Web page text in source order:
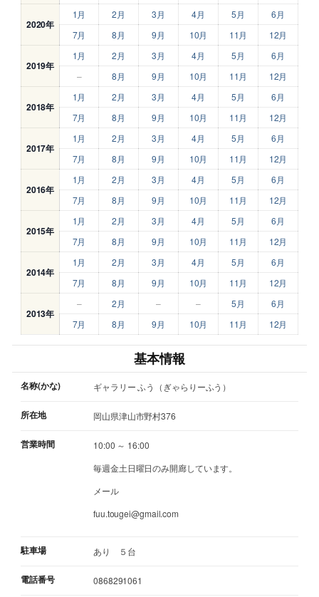
2020年
1月 2月 3月 4月 5月
6月
7月
8月 9月 10月 11月 12月
2019年
1月 2月 3月 4月 5月
6月
–
8月 9月 10月 11月 12月
2018年
1月 2月 3月 4月 5月
6月
7月
8月 9月 10月 11月 12月
2017年
1月 2月 3月 4月 5月
6月
7月
8月 9月 10月 11月 12月
2016年
1月 2月 3月 4月 5月
6月
7月
8月 9月 10月 11月 12月
2015年
1月 2月 3月 4月 5月
6月
7月
8月 9月 10月 11月 12月
2014年
1月 2月 3月 4月 5月
6月
7月
8月 9月 10月 11月 12月
2013年
– 2月 – – 5月
6月
7月
8月 9月 10月 11月 12月
基本情報
名称(かな) ギャラリー ふう（ぎゃらりーふう）
所在地 岡山県津山市野村376
営業時間
10:00 ～ 16:00
毎週金土日曜日のみ開廊しています。
メール
fuu.tougei@gmail.com
駐車場 あり ５台
電話番号 0868291061